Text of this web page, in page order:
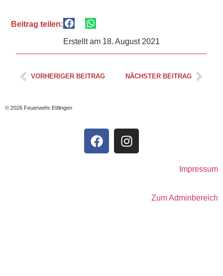
Beitrag teilen:
Erstellt am 18. August 2021
VORHERIGER BEITRAG NÄCHSTER BEITRAG
© 2026 Feuerwehr Ettlingen
Impressum
Zum Adminbereich